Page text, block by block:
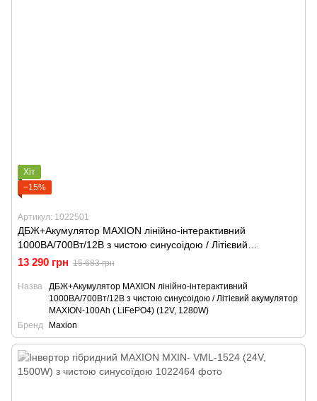
Хіт
−15%
Артикул: 1022501
ДБЖ+Акумулятор MAXION лінійно-інтерактивний
1000ВА/700Вт/12В з чистою синусоідою / Літієвий
акумулятор MAXION-100Ah ( LiFePO4) (12V, 1280W)
13 290 грн 15 683 грн
Назва
ДБЖ+Акумулятор MAXION лінійно-інтерактивний
1000ВА/700Вт/12В з чистою синусоідою / Літієвий акумулятор
MAXION-100Ah ( LiFePO4) (12V, 1280W)
Бренд
Maxion